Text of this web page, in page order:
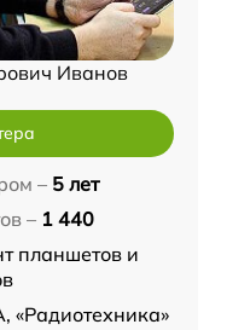
Иванов
– 5 лет
– 1 440
планшетов и